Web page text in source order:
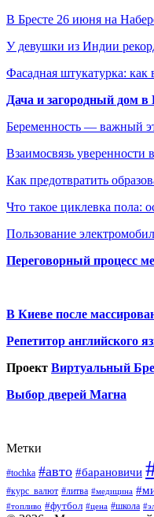
В Бресте 26 июня на
У девушки из Индии
Фасадная штукатурка:
Дача и загородный дом в
Беременность — важный
Взаимосвязь
Как предотвратить
Что такое циклевка пола:
Пользование
Переговорный процесс
В Киеве после
Репетитор английского
Проект Виртуальный
Выбор дверей Магна
Метки
#tochka #авто #барановичи
#курс_валют #литва #медицина
#топливо #футбол #цена #школа